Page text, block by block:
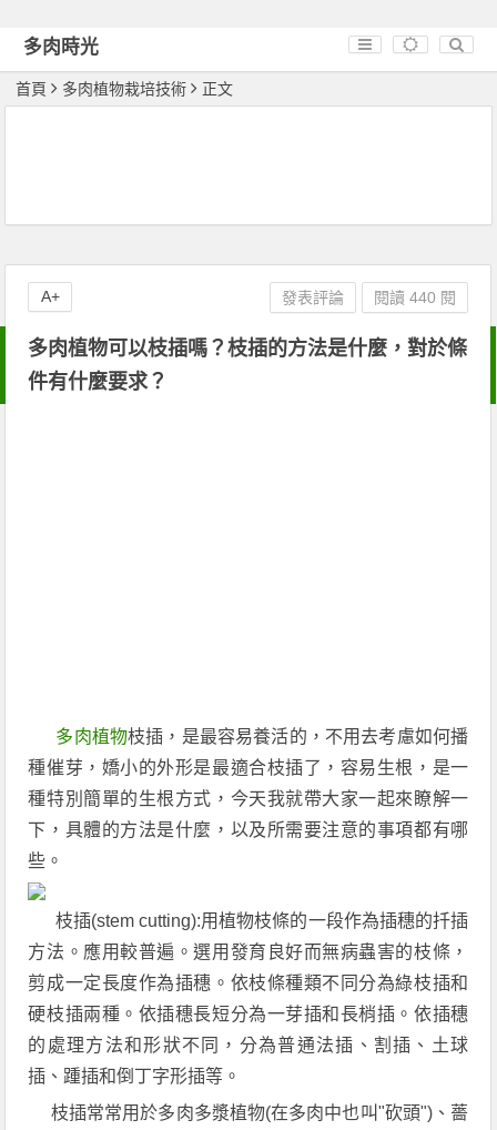
多肉時光
首頁 多肉植物栽培技術 正文
多肉植物可以枝插嗎？枝插的方法是什麼，對於條
件有什麼要求？
多肉植物枝插，是最容易養活的，不用去考慮如何播
種催芽，嬌小的外形是最適合枝插了，容易生根，是一
種特別簡單的生根方式，今天我就帶大家一起來瞭解一
下，具體的方法是什麼，以及所需要注意的事項都有哪
些。
枝插(stem cutting):用植物枝條的一段作為插穗的扦插
方法。應用較普遍。選用發育良好而無病蟲害的枝條，
剪成一定長度作為插穗。依枝條種類不同分為綠枝插和
硬枝插兩種。依插穗長短分為一芽插和長梢插。依插穗
的處理方法和形狀不同，分為普通法插、割插、土球
插、踵插和倒丁字形插等。
枝插常常用於多肉多漿植物(在多肉中也叫"砍頭")、薔
發表評論 閱讀 440 閱
A+